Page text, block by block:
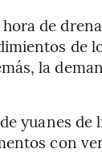
de
de
la
yuanes
con